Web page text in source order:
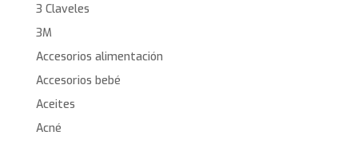
3 Claveles
3M
Accesorios alimentación
Accesorios bebé
Aceites
Acné